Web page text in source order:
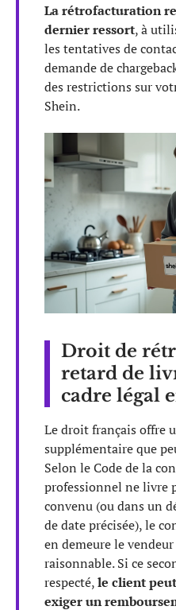
La rétrofacturation
dernier ressort, à
les tentatives de
demande de
des restrictions sur
Shein.
Droit de
retard de
cadre légal
Le droit français offre
supplémentaire que
Selon le Code de la
professionnel ne livre
convenu (ou dans un
de date précisée), le
en demeure le
raisonnable. Si ce
respecté,le client
exiger un